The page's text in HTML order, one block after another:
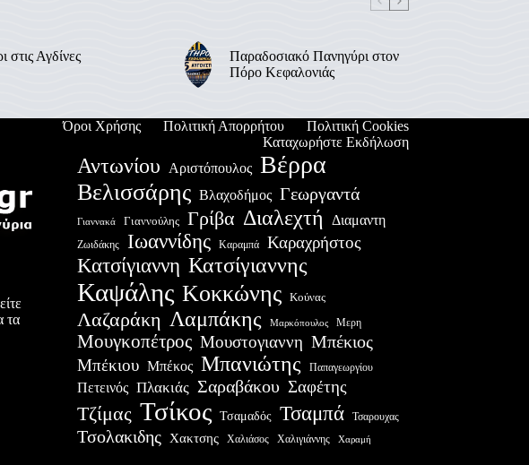
στις Αγδίνες
Παραδοσιακό Πανηγύρι στον
Πόρο Κεφαλονιάς
Όροι Χρήσης Πολιτική Απορρήτου
Πολιτική Cookies
Καταχωρήστε Εκδήλωση
τα
Αντωνίου Αριστόπουλος Βέρρα
Βελισσάρης Βλαχοδήμος Γεωργαντά
Γιαννακά Γιαννούλης Γρίβα Διαλεχτή Διαμαντη
Ζωιδάκης Ιωαννίδης Καραμπά Καραχρήστος
Κατσίγιαννη Κατσίγιαννης
Καψάλης Κοκκώνης Κούνας
Λαζαράκη Λαμπάκης Μαρκόπουλος Μερη
Μουγκοπέτρος Μουστογιαννη Μπέκιος
Μπέκιου Μπέκος Μπανιώτης Παπαγεωργίου
Πετεινός Πλακιάς Σαραβάκου Σαφέτης
Τζίμας Τσίκος Τσαμαδός Τσαμπά Τσαρουχας
Τσολακιδης Χακτσης Χαλιάσος Χαλιγιάννης Χαραμή